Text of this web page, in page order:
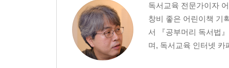
독서교육 전문가이자
창비 좋은 어린이책 기
서 『공부머리 독서법
며, 독서교육 인터넷 카